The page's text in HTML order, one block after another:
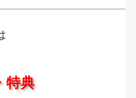
特典